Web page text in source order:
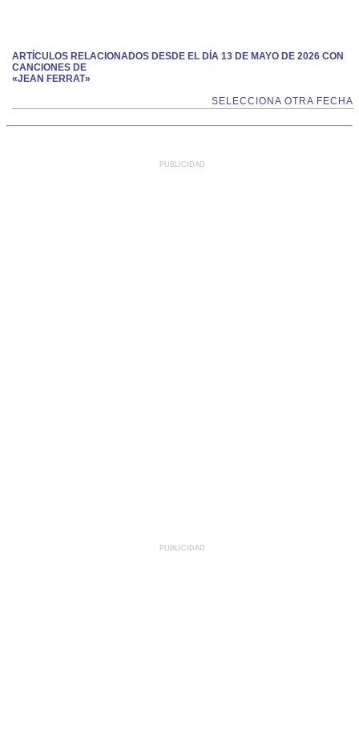
ARTÍCULOS RELACIONADOS DESDE EL DÍA 13 DE MAYO DE 2026 CON
CANCIONES DE
«JEAN FERRAT»
SELECCIONA OTRA FECHA
PUBLICIDAD
PUBLICIDAD